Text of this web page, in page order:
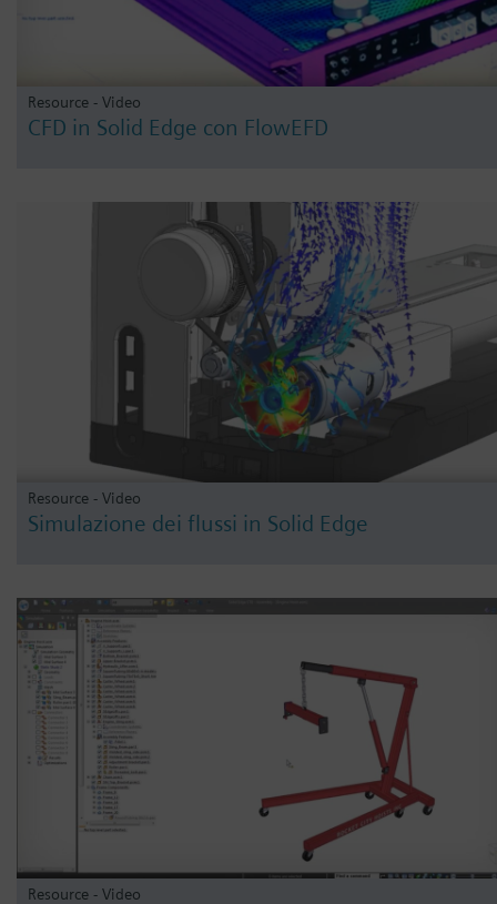
Resource - Video
CFD in Solid Edge con FlowEFD
Resource - Video
Simulazione dei flussi in Solid Edge
Resource - Video